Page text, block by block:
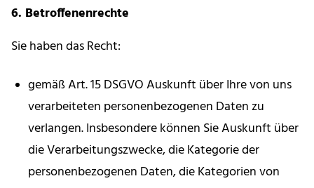
6. Betroffenenrechte
Sie haben das Recht:
gemäß Art. 15 DSGVO Auskunft über Ihre von uns
verarbeiteten personenbezogenen Daten zu
verlangen. Insbesondere können Sie Auskunft über
die Verarbeitungszwecke, die Kategorie der
personenbezogenen Daten, die Kategorien von